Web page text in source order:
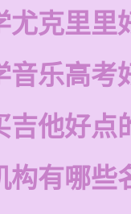
尤克里里
音乐高考
吉他好点
构有哪些